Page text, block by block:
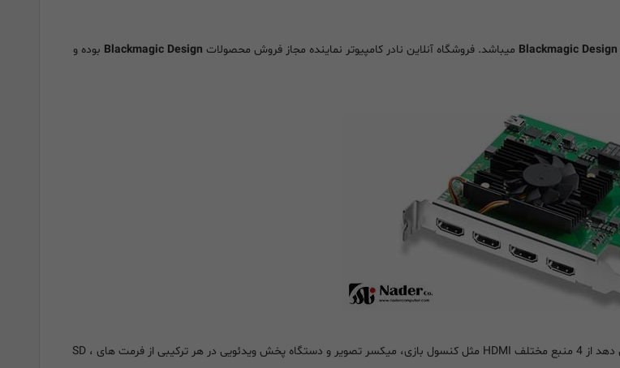
Blackmagic Design میباشد. فروشگاه آنلاین نادر کامپیوتر نماینده مجاز فروش محصولات Blackmagic Design بوده و
یک کارت PCIe با کارایی بالا است که به شما امکان می دهد از 4 منبع مختلف HDMI مثل کنسول بازی، میکسر تصویر و دستگاه پخش ویدئویی در هر ترکیبی از فرمت های SD ،